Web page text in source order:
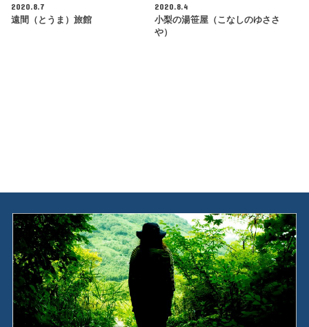
2020.8.7
遠間（とうま）旅館
2020.8.4
小梨の湯笹屋（こなしのゆささ
や）